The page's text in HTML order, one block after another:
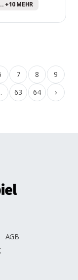
+10 MEHR
7 8
9
63 64 ›
AGB